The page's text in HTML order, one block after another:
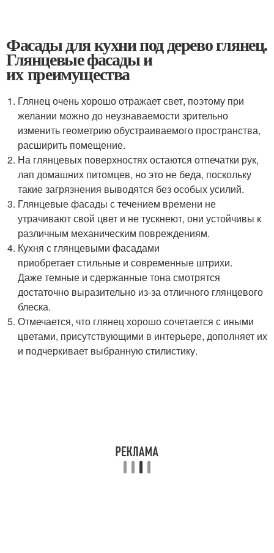
Фасады для кухни под дерево глянец.
Глянцевые фасады и
их преимущества
Глянец очень хорошо отражает свет, поэтому при
желании можно до неузнаваемости зрительно
изменить геометрию обустраиваемого пространства,
расширить помещение.
На глянцевых поверхностях остаются отпечатки рук,
лап домашних питомцев, но это не беда, поскольку
такие загрязнения выводятся без особых усилий.
Глянцевые фасады с течением времени не
утрачивают свой цвет и не тускнеют, они устойчивы к
различным механическим повреждениям.
Кухня с глянцевыми фасадами
приобретает стильные и современные штрихи.
Даже темные и сдержанные тона смотрятся
достаточно выразительно из-за отличного глянцевого
блеска.
Отмечается, что глянец хорошо сочетается с иными
цветами, присутствующими в интерьере, дополняет их
и подчеркивает выбранную стилистику.